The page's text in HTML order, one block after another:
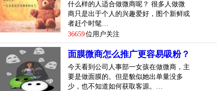
什么样的人适合做微商呢？ 很多人做微
商只是出于个人的兴趣爱好，图个新鲜或
者赶个时髦…
36659位用户关注
面膜微商怎么推广更容易吸粉？
今天看到公司人事部一女孩在做微商，主
要是做面膜的。但是貌似她出单量没多
少，也不知道如何获取客源。…